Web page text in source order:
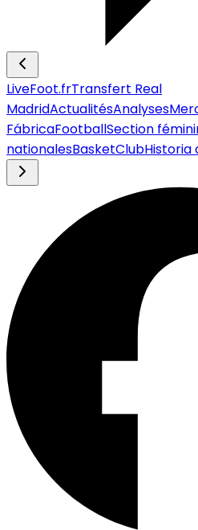
LiveFoot.frTransfert Real
MadridActualitésAnalyses
FábricaFootballSection
nationalesBasketClubHistoria